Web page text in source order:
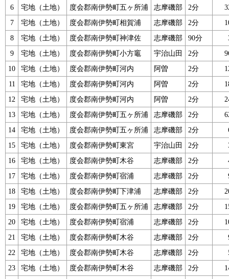
6 宅地（土地） 度会郡南伊勢町五ヶ所浦 志摩磯部 2分
7
宅地（土地） 度会郡南伊勢町相賀浦 志摩磯部 2分
8
宅地（土地） 度会郡南伊勢町神津佐 志摩磯部 90分
9
宅地（土地） 度会郡南伊勢町小方竈 宇治山田 2分
10
宅地（土地） 度会郡南伊勢町河内 阿曽 2分
11
宅地（土地） 度会郡南伊勢町河内 阿曽 2分
12
宅地（土地） 度会郡南伊勢町河内 阿曽 2分
13
宅地（土地） 度会郡南伊勢町五ヶ所浦 志摩磯部 2分
14
宅地（土地） 度会郡南伊勢町五ヶ所浦 志摩磯部 2分
15
宅地（土地） 度会郡南伊勢町東宮 宇治山田 2分
16
宅地（土地） 度会郡南伊勢町木谷 志摩磯部 2分
17
宅地（土地） 度会郡南伊勢町宿浦 志摩磯部 2分
18
宅地（土地） 度会郡南伊勢町下津浦 志摩磯部 2分
19
宅地（土地） 度会郡南伊勢町五ヶ所浦 志摩磯部 2分
20
宅地（土地） 度会郡南伊勢町宿浦 志摩磯部 2分
21
宅地（土地） 度会郡南伊勢町木谷 志摩磯部 2分
22
宅地（土地） 度会郡南伊勢町木谷 志摩磯部 2分
23
宅地（土地） 度会郡南伊勢町木谷 志摩磯部 2分